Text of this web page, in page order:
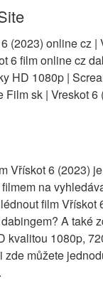
(2023) online cz |
6 film online cz
HD 1080p |
Film sk | Vreskot
Vřískot 6 (2023)
na
film Vřískot
A také
kvalitou 1080p,
zde můžete